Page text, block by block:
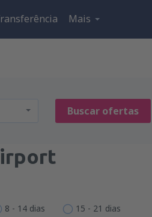
Mais
Buscar ofertas
8 - 14 dias 15 - 21 dias